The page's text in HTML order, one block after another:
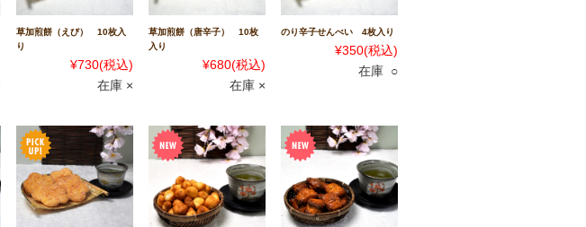
草加煎餅（えび） 10枚入
り
¥730(税込)
在庫 ×
草加煎餅（唐辛子） 10枚
入り
¥680(税込)
在庫 ×
のり辛子せんべい 4枚入り
¥350(税込)
在庫 ○